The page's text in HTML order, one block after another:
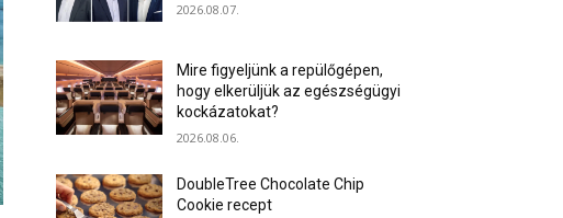
2026.08.07.
Mire figyeljünk a repülőgépen,
hogy elkerüljük az egészségügyi
kockázatokat?
2026.08.06.
DoubleTree Chocolate Chip
Cookie recept